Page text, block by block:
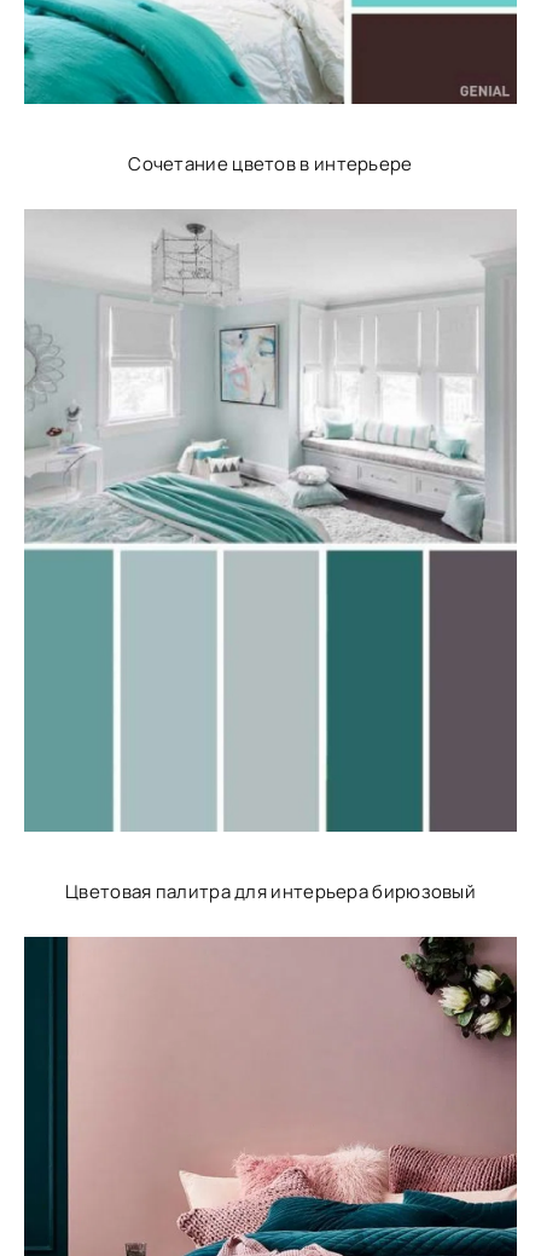
Сочетание цветов в интерьере
Цветовая палитра для интерьера бирюзовый